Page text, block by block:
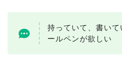
持っていて、書い
ールペンが欲しい